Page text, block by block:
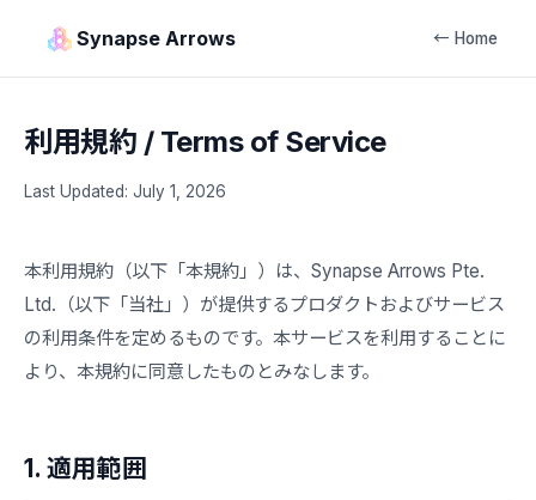
Synapse Arrows ← Home
利用規約 / Terms of Service
Last Updated: July 1, 2026
本利用規約（以下「本規約」）は、Synapse Arrows Pte.
Ltd.（以下「当社」）が提供するプロダクトおよびサービス
の利用条件を定めるものです。本サービスを利用することに
より、本規約に同意したものとみなします。
1. 適用範囲